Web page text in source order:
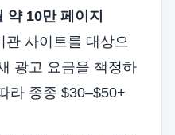
10만 페이지
관 사이트를 대상으
광고 요금을 책정하
라 종종 $30–$50+